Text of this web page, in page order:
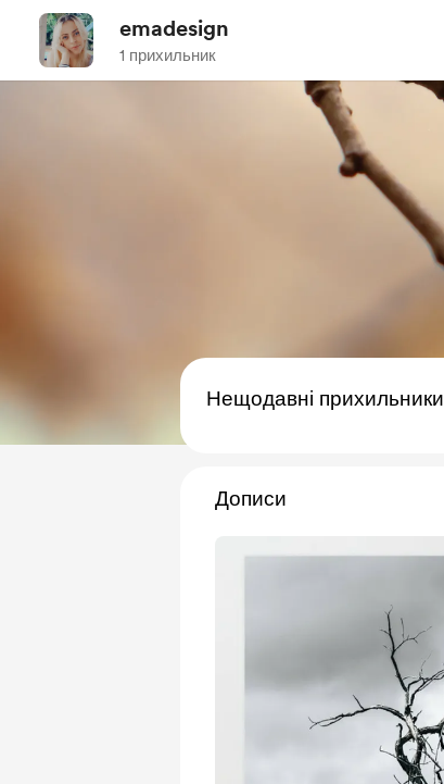
emadesign
1 прихильник
Нещодавні прихильники
Дописи